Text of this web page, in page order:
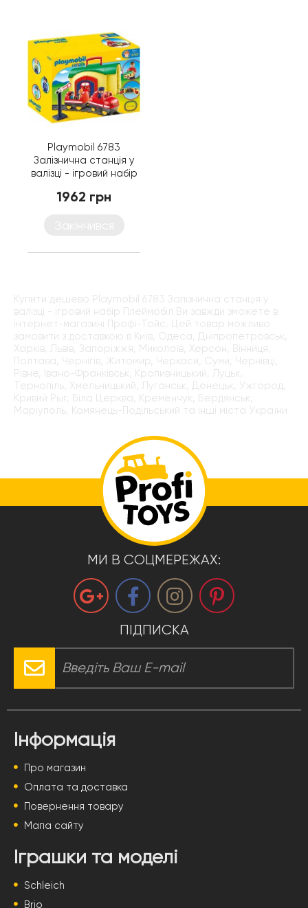
Playmobil 6783
Залізнична станція у
валізці - ігровий набір
1962 грн
Купити дешево Playmobil 6783 Залізнична станція у
валізці - ігровий набір Плеймобіл Ви завжди зможете в
інтернет-магазині Профі-Тойс. Цей товар можливо
замовити з доставкою в Київ, Одеса, Дніпропетровськ,
Харків, Львів, Запоріжжя, Миколаїв, Херсон, Вінниця,
Полтава, Чернігів, Житомир, Черкаси, Суми, Чернівці,
Рівне, Івано-Франківськ, Кропивницький, Луцьк,
Тернопіль, Хмельницький, Луганськ, Донецьк, Ужгород,
Кривий Рыг, Біла Церква, Кременчук, Бердянськ,
Маріуполь, Камянець-Подільський та інші міста України
МИ В СОЦМЕРЕЖАХ:
ПІДПИСКА
Інформація
Про магазин
Оплата та доставка
Повернення товару
Мапа сайту
Іграшки та моделі
Schleich
Brio